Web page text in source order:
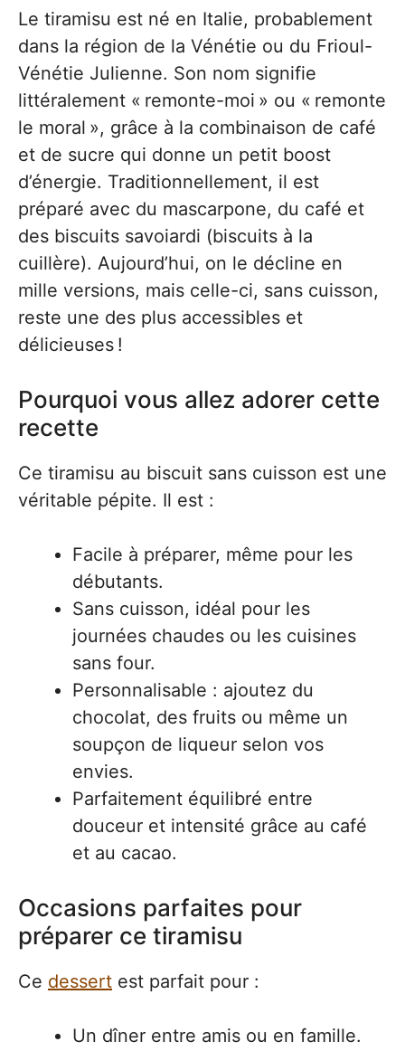
Le tiramisu est né en Italie, probablement
dans la région de la Vénétie ou du Frioul-
Vénétie Julienne. Son nom signifie
littéralement « remonte-moi » ou « remonte
le moral », grâce à la combinaison de café
et de sucre qui donne un petit boost
d’énergie. Traditionnellement, il est
préparé avec du mascarpone, du café et
des biscuits savoiardi (biscuits à la
cuillère). Aujourd’hui, on le décline en
mille versions, mais celle-ci, sans cuisson,
reste une des plus accessibles et
délicieuses !
Pourquoi vous allez adorer cette
recette
Ce tiramisu au biscuit sans cuisson est une
véritable pépite. Il est :
Facile à préparer, même pour les
débutants.
Sans cuisson, idéal pour les
journées chaudes ou les cuisines
sans four.
Personnalisable : ajoutez du
chocolat, des fruits ou même un
soupçon de liqueur selon vos
envies.
Parfaitement équilibré entre
douceur et intensité grâce au café
et au cacao.
Occasions parfaites pour
préparer ce tiramisu
Ce dessert est parfait pour :
Un dîner entre amis ou en famille.